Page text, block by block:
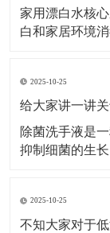
家用漂白水核
白和家居环境
家用漂白水的
例和操作步骤
于白色棉、
2025-10-25
给大家讲一讲
除菌洗手液是
抑制细菌的生
润皮肤，同时
来，被水冲走
2025-10-25
不知大家对于